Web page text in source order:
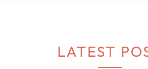
LATEST